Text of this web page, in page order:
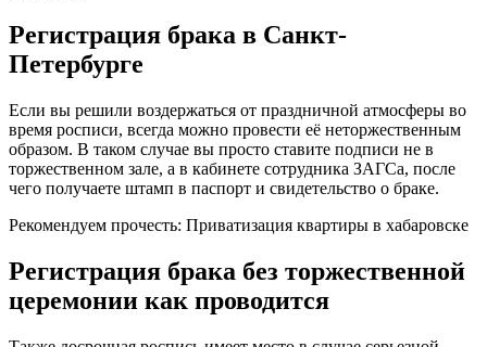
Регистрация брака в Санкт-
Петербурге
Если вы решили воздержаться от праздничной атмосферы во
время росписи, всегда можно провести её неторжественным
образом. В таком случае вы просто ставите подписи не в
торжественном зале, а в кабинете сотрудника ЗАГСа, после
чего получаете штамп в паспорт и свидетельство о браке.
Рекомендуем прочесть: Приватизация квартиры в хабаровске
Регистрация брака без торжественной
церемонии как проводится